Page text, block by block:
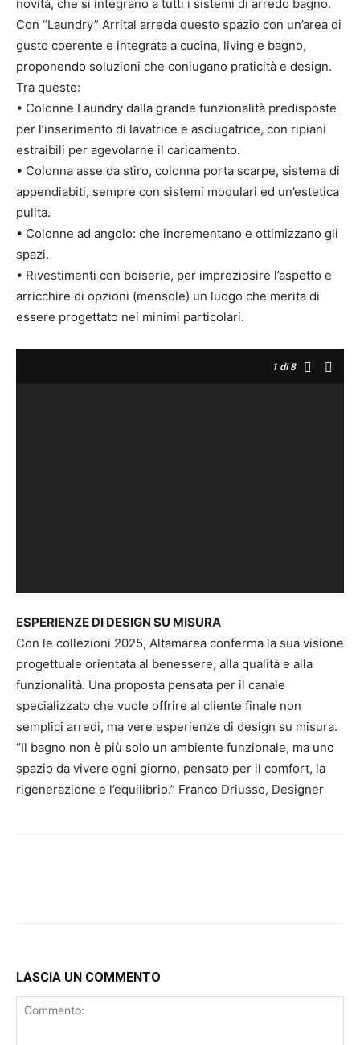
novità, che si integrano a tutti i sistemi di arredo bagno.
Con “Laundry” Arrital arreda questo spazio con un’area di
gusto coerente e integrata a cucina, living e bagno,
proponendo soluzioni che coniugano praticità e design.
Tra queste:
• Colonne Laundry dalla grande funzionalità predisposte
per l’inserimento di lavatrice e asciugatrice, con ripiani
estraibili per agevolarne il caricamento.
• Colonna asse da stiro, colonna porta scarpe, sistema di
appendiabiti, sempre con sistemi modulari ed un’estetica
pulita.
• Colonne ad angolo: che incrementano e ottimizzano gli
spazi.
• Rivestimenti con boiserie, per impreziosire l’aspetto e
arricchire di opzioni (mensole) un luogo che merita di
essere progettato nei minimi particolari.
1 di 8
ESPERIENZE DI DESIGN SU MISURA
Con le collezioni 2025, Altamarea conferma la sua visione
progettuale orientata al benessere, alla qualità e alla
funzionalità. Una proposta pensata per il canale
specializzato che vuole offrire al cliente finale non
semplici arredi, ma vere esperienze di design su misura.
“Il bagno non è più solo un ambiente funzionale, ma uno
spazio da vivere ogni giorno, pensato per il comfort, la
rigenerazione e l’equilibrio.” Franco Driusso, Designer
LASCIA UN COMMENTO